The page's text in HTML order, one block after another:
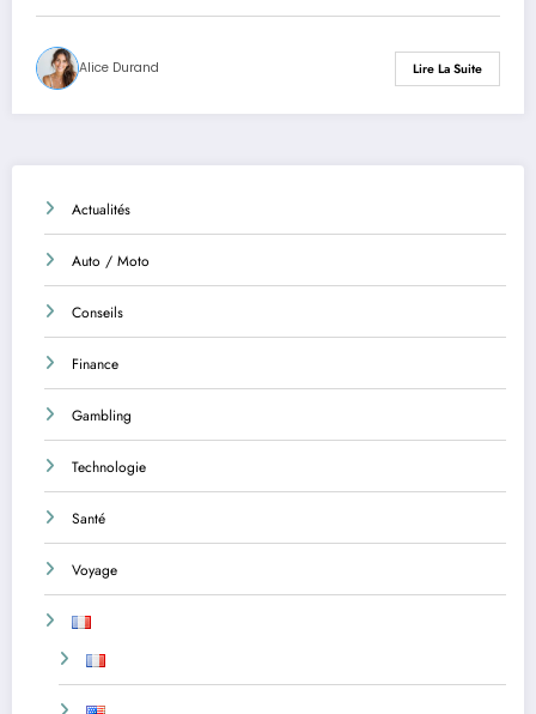
Alice Durand Lire La Suite
Actualités
Auto / Moto
Conseils
Finance
Gambling
Technologie
Santé
Voyage